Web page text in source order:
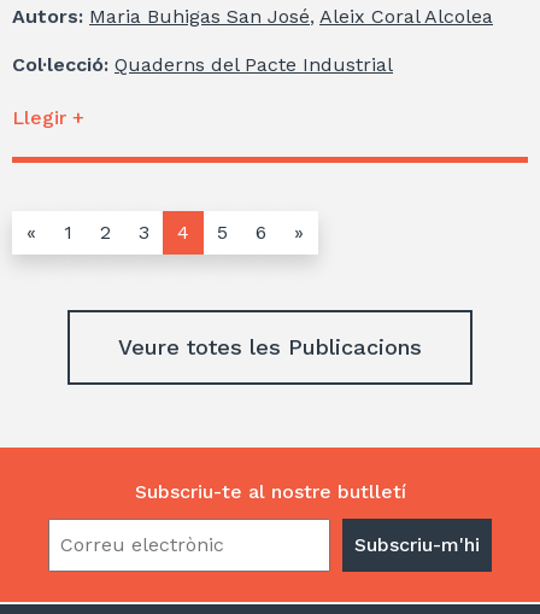
Autors: Maria Buhigas San José, Aleix Coral Alcolea
Col·lecció: Quaderns del Pacte Industrial
Llegir +
« 1 2 3 4 5 6 »
Veure totes les Publicacions
Subscriu-te al nostre butlletí